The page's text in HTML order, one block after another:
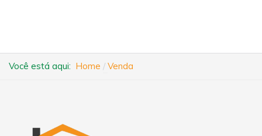
Você está aqui: Home Venda